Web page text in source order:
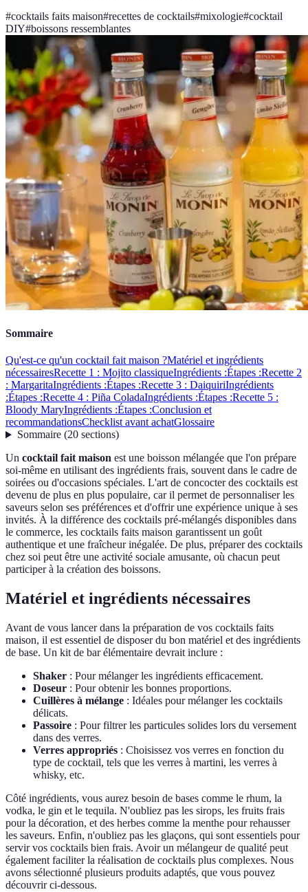
#cocktails faits maison#recettes de cocktails#mixologie#cocktail
DIY#boissons ressemblantes
Sommaire
Qu'est-ce qu'un cocktail fait maison ?Matériel et ingrédients
nécessairesRecette 1 : Mojito classiqueIngrédients :Étapes :Recette 2
: MargaritaIngrédients :Étapes :Recette 3 : DaiquiriIngrédients
:Étapes :Recette 4 : Piña ColadaIngrédients :Étapes :Recette 5 :
Bloody MaryIngrédients :Étapes :Conclusion et
recommandationsChecklist avant achatGlossaire
Sommaire(20 sections)
Un cocktail fait maison est une boisson mélangée que l'on prépare
soi-même en utilisant des ingrédients frais, souvent dans le cadre de
soirées ou d'occasions spéciales. L'art de concocter des cocktails est
devenu de plus en plus populaire, car il permet de personnaliser les
saveurs selon ses préférences et d'offrir une expérience unique à ses
invités. À la différence des cocktails pré-mélangés disponibles dans
le commerce, les cocktails faits maison garantissent un goût
authentique et une fraîcheur inégalée. De plus, préparer des cocktails
chez soi peut être une activité sociale amusante, où chacun peut
participer à la création des boissons.
Matériel et ingrédients nécessaires
Avant de vous lancer dans la préparation de vos cocktails faits
maison, il est essentiel de disposer du bon matériel et des ingrédients
de base. Un kit de bar élémentaire devrait inclure :
Shaker : Pour mélanger les ingrédients efficacement.
Doseur : Pour obtenir les bonnes proportions.
Cuillères à mélange : Idéales pour mélanger les cocktails
délicats.
Passoire : Pour filtrer les particules solides lors du versement
dans des verres.
Verres appropriés : Choisissez vos verres en fonction du
type de cocktail, tels que les verres à martini, les verres à
whisky, etc.
Côté ingrédients, vous aurez besoin de bases comme le rhum, la
vodka, le gin et le tequila. N'oubliez pas les sirops, les fruits frais
pour la décoration, et des herbes comme la menthe pour rehausser
les saveurs. Enfin, n'oubliez pas les glaçons, qui sont essentiels pour
servir vos cocktails bien frais. Avoir un mélangeur de qualité peut
également faciliter la réalisation de cocktails plus complexes. Nous
avons sélectionné plusieurs produits adaptés, que vous pouvez
découvrir ci-dessous.